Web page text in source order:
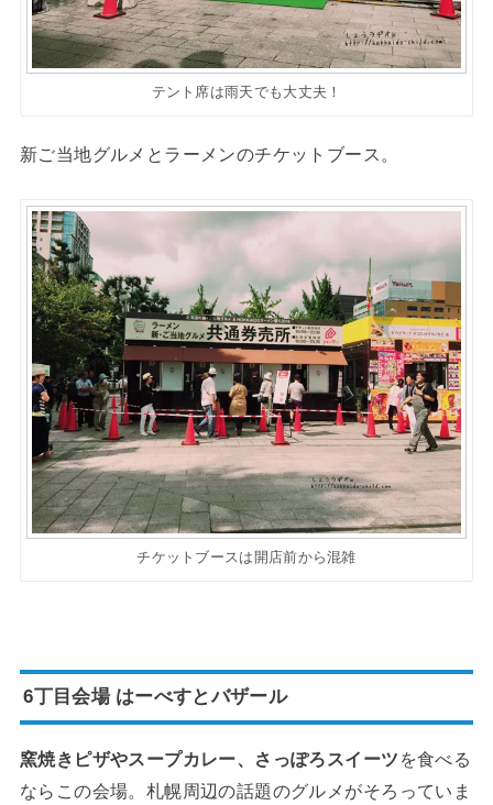
テント席は雨天でも大丈夫！
新ご当地グルメとラーメンのチケットブース。
チケットブースは開店前から混雑
6丁目会場 はーべすとバザール
窯焼きピザやスープカレー、さっぽろスイーツ を食べる
ならこの会場。札幌周辺の話題のグルメがそろっていま